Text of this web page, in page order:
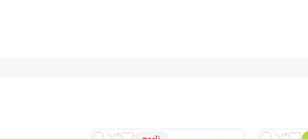
ویژگی‌هایی مانند کیفیت ساخت بسیار بالا، عملکرد
تجاری و صنعتی مناسب هستند. هواکش‌های این برند با